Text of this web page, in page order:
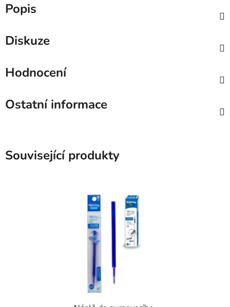
Popis
Diskuze
Hodnocení
Ostatní informace
Související produkty